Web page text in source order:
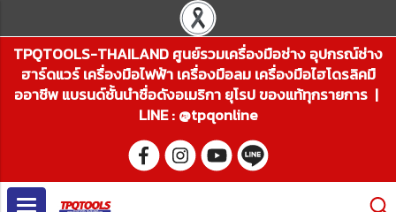
TPQTOOLS-THAILAND ศูนย์รวมเครื่องมือช่าง อุปกรณ์ช่าง
ฮาร์ดแวร์ เครื่องมือไฟฟ้า เครื่องมือลม เครื่องมือไฮโดรลิคมื
ออาชีพ แบรนด์ชั้นนำชื่อดังอเมริกา ยุโรป ของแท้ทุกรายการ |
LINE : @tpqonline